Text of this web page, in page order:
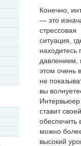
Конечно,
— это
стрессовая
ситуация,
находитесь
давлением,
этом очень
не
вы
ставит
обеспечить
можно
высокий